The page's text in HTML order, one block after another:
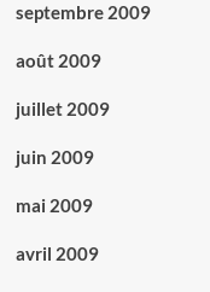
septembre 2009
août 2009
juillet 2009
juin 2009
mai 2009
avril 2009